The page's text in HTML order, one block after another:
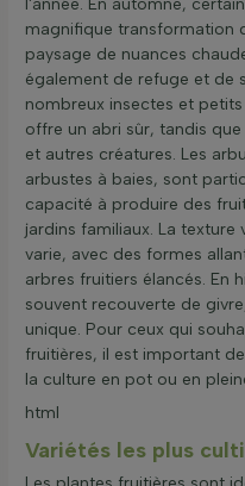
l'année. En automne,
magnifique transformation
paysage de nuances
également de refuge et de
nombreux insectes et
offre un abri sûr, tandis
et autres créatures. Les
arbustes à baies, sont
capacité à produire des
jardins familiaux. La texture
varie, avec des formes
arbres fruitiers élancés. En
souvent recouverte de
unique. Pour ceux qui
fruitières, il est important
la culture en pot ou en
html
Variétés les plus